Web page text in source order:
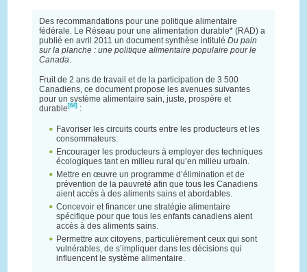
Des recommandations pour une politique alimentaire
fédérale. Le Réseau pour une alimentation durable* (RAD) a
publié en avril 2011 un document synthèse intitulé Du pain
sur la planche : une politique alimentaire populaire pour le
Canada
Fruit de 2 ans de travail et de la participation de 3 500
Canadiens, ce document propose les avenues suivantes
pour un système alimentaire sain, juste, prospère et
durable[64]:
Favoriser les circuits courts entre les producteurs et les
consommateurs.
Encourager les producteurs à employer des techniques
écologiques tant en milieu rural qu’en milieu urbain.
Mettre en œuvre un programme d’élimination et de
prévention de la pauvreté afin que tous les Canadiens
aient accès à des aliments sains et abordables.
Concevoir et financer une stratégie alimentaire
spécifique pour que tous les enfants canadiens aient
accès à des aliments sains.
Permettre aux citoyens, particulièrement ceux qui sont
vulnérables, de s’impliquer dans les décisions qui
influencent le système alimentaire.